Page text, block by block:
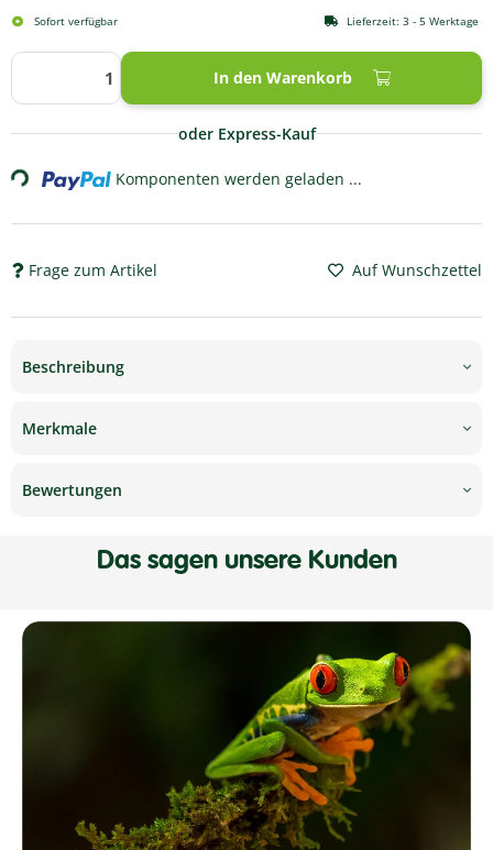
In den Warenkorb
Sofort verfügbar Lieferzeit: 3 - 5 Werktage
oder Express-Kauf
Komponenten werden geladen ...
Frage zum Artikel Auf Wunschzettel
Beschreibung
Merkmale
Bewertungen
Das sagen unsere Kunden